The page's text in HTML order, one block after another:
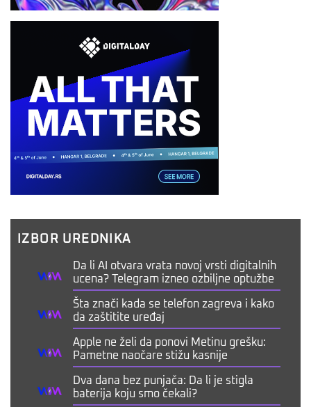
IZBOR UREDNIKA
Da li AI otvara vrata novoj vrsti digitalnih
ucena? Telegram izneo ozbiljne optužbe
Šta znači kada se telefon zagreva i kako
da zaštitite uređaj
Apple ne želi da ponovi Metinu grešku:
Pametne naočare stižu kasnije
Dva dana bez punjača: Da li je stigla
baterija koju smo čekali?